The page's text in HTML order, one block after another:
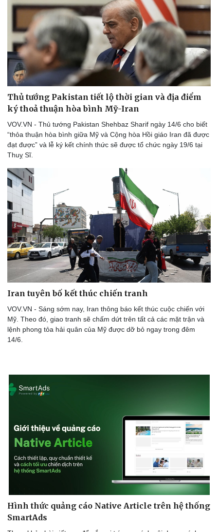
Thủ tướng Pakistan tiết lộ thời gian và địa điểm
ký thoả thuận hòa bình Mỹ-Iran
VOV.VN - Thủ tướng Pakistan Shehbaz Sharif ngày 14/6 cho biết
“thỏa thuận hòa bình giữa Mỹ và Cộng hòa Hồi giáo Iran đã được
đạt được” và lễ ký kết chính thức sẽ được tổ chức ngày 19/6 tại
Thuỵ Sĩ.
Iran tuyên bố kết thúc chiến tranh
VOV.VN - Sáng sớm nay, Iran thông báo kết thúc cuộc chiến với
Mỹ. Theo đó, giao tranh sẽ chấm dứt trên tất cả các mặt trận và
lệnh phong tỏa hải quân của Mỹ được dỡ bỏ ngay trong đêm
14/6.
Hình thức quảng cáo Native Article trên hệ thống
SmartAds